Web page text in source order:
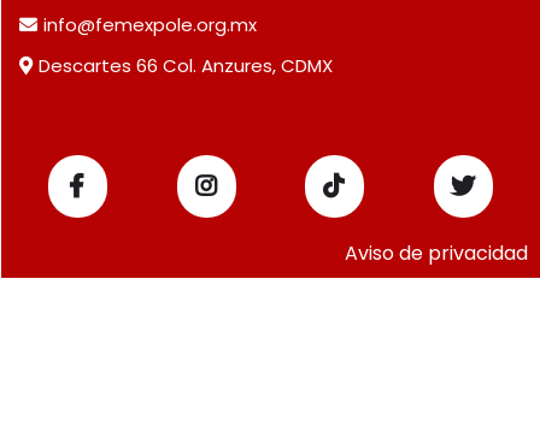
info@femexpole.org.mx
Descartes 66 Col. Anzures, CDMX
Aviso de privacidad